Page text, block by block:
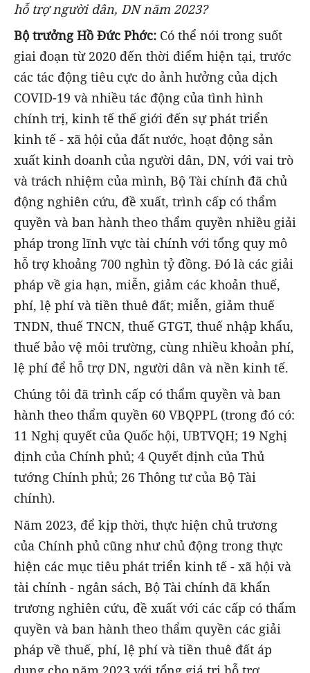
hỗ trợ người dân, DN năm 2023?
Bộ trưởng Hồ Đức Phớc: Có thể nói trong suốt
giai đoạn từ 2020 đến thời điểm hiện tại, trước
các tác động tiêu cực do ảnh hưởng của dịch
COVID-19 và nhiều tác động của tình hình
chính trị, kinh tế thế giới đến sự phát triển
kinh tế - xã hội của đất nước, hoạt động sản
xuất kinh doanh của người dân, DN, với vai trò
và trách nhiệm của mình, Bộ Tài chính đã chủ
động nghiên cứu, đề xuất, trình cấp có thẩm
quyền và ban hành theo thẩm quyền nhiều giải
pháp trong lĩnh vực tài chính với tổng quy mô
hỗ trợ khoảng 700 nghìn tỷ đồng. Đó là các giải
pháp về gia hạn, miễn, giảm các khoản thuế,
phí, lệ phí và tiền thuê đất; miễn, giảm thuế
TNDN, thuế TNCN, thuế GTGT, thuế nhập khẩu,
thuế bảo vệ môi trường, cùng nhiều khoản phí,
lệ phí để hỗ trợ DN, người dân và nền kinh tế.
Chúng tôi đã trình cấp có thẩm quyền và ban
hành theo thẩm quyền 60 VBQPPL (trong đó có:
11 Nghị quyết của Quốc hội, UBTVQH; 19 Nghị
định của Chính phủ; 4 Quyết định của Thủ
tướng Chính phủ; 26 Thông tư của Bộ Tài
chính).
Năm 2023, để kịp thời, thực hiện chủ trương
của Chính phủ cũng như chủ động trong thực
hiện các mục tiêu phát triển kinh tế - xã hội và
tài chính - ngân sách, Bộ Tài chính đã khẩn
trương nghiên cứu, đề xuất với các cấp có thẩm
quyền và ban hành theo thẩm quyền các giải
pháp về thuế, phí, lệ phí và tiền thuê đất áp